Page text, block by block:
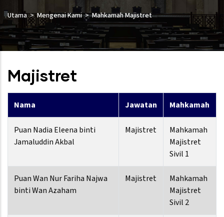
Utama Mengenai Kami Mahkamah Majistret
Majistret
Nama Jawatan Mahkamah
Puan Nadia Eleena binti
Jamaluddin Akbal
Majistret
Mahkamah
Majistret
Sivil 1
Puan Wan Nur Fariha Najwa
binti Wan Azaham
Majistret
Mahkamah
Majistret
Sivil 2